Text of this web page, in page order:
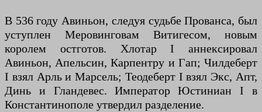
В 536 году Авиньон, следуя судьбе Прованса, был
уступлен Меровинговам Витигесом, новым
королем остготов. Хлотар I аннексировал
Авиньон, Апельсин, Карпентру и Гап; Чилдеберт
I взял Арль и Марсель; Теодеберт I взял Экс, Апт,
Динь и Гландевес. Император Юстиниан I в
Константинополе утвердил разделение.